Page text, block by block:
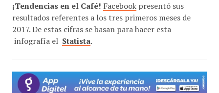
resultados referentes a los tres primeros meses de
2017. De estas cifras se basan para hacer esta
infografía el Statista.